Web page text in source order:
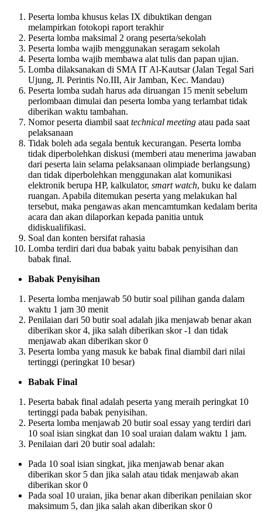
Peserta lomba khusus kelas IX dibuktikan dengan
melampirkan fotokopi raport terakhir
Peserta lomba maksimal 2 orang peserta/sekolah
Peserta lomba wajib menggunakan seragam sekolah
Peserta lomba wajib membawa alat tulis dan papan ujian.
Lomba dilaksanakan di SMA IT Al-Kautsar (Jalan Tegal Sari
Ujung, Jl. Perintis No.III, Air Jamban, Kec. Mandau)
Peserta lomba sudah harus ada diruangan 15 menit sebelum
perlombaan dimulai dan peserta lomba yang terlambat tidak
diberikan waktu tambahan.
Nomor peserta diambil saattechnical meeting atau pada saat
pelaksanaan
Tidak boleh ada segala bentuk kecurangan. Peserta lomba
tidak diperbolehkan diskusi (memberi atau menerima jawaban
dari peserta lain selama pelaksanaan olimpiade berlangsung)
dan tidak diperbolehkan menggunakan alat komunikasi
elektronik berupa HP, kalkulator, smart watch, buku ke dalam
ruangan. Apabila ditemukan peserta yang melakukan hal
tersebut, maka pengawas akan mencamtumkan kedalam berita
acara dan akan dilaporkan kepada panitia untuk
didiskualifikasi.
Soal dan konten bersifat rahasia
Lomba terdiri dari dua babak yaitu babak penyisihan dan
babak final.
Babak Penyisihan
Peserta lomba menjawab 50 butir soal pilihan ganda dalam
waktu 1 jam 30 menit
Penilaian dari 50 butir soal adalah jika menjawab benar akan
diberikan skor 4, jika salah diberikan skor -1 dan tidak
menjawab akan diberikan skor 0
Peserta lomba yang masuk ke babak final diambil dari nilai
tertinggi (peringkat 10 besar)
Babak Final
Peserta babak final adalah peserta yang meraih peringkat 10
tertinggi pada babak penyisihan.
Peserta lomba menjawab 20 butir soal essay yang terdiri dari
10 soal isian singkat dan 10 soal uraian dalam waktu 1 jam.
Penilaian dari 20 butir soal adalah:
Pada 10 soal isian singkat, jika menjawab benar akan
diberikan skor 5 dan jika salah atau tidak menjawab akan
diberikan skor 0
Pada soal 10 uraian, jika benar akan diberikan penilaian skor
maksimum 5, dan jika salah akan diberikan skor 0